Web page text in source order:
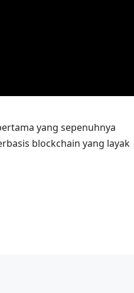
yang sepenuhnya
blockchain yang layak